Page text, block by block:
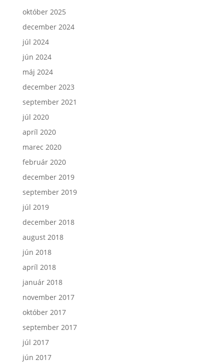
október 2025
december 2024
júl 2024
jún 2024
máj 2024
december 2023
september 2021
júl 2020
apríl 2020
marec 2020
február 2020
december 2019
september 2019
júl 2019
december 2018
august 2018
jún 2018
apríl 2018
január 2018
november 2017
október 2017
september 2017
júl 2017
jún 2017